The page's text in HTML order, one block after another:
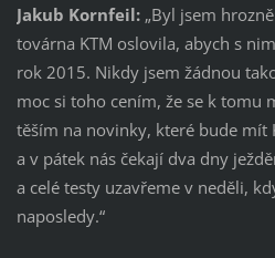
Jakub Kornfeil:„Byl jsem
továrna KTM oslovila, abych s
rok 2015. Nikdy jsem žádnou
moc si toho cením, že se k tomu
těším na novinky, které bude mít
a v pátek nás čekají dva dny
a celé testy uzavřeme v neděli,
naposledy.“